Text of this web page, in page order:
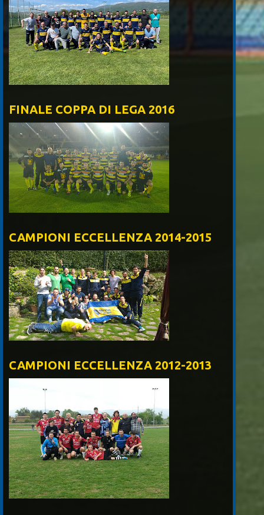
FINALE COPPA DI LEGA 2016
CAMPIONI ECCELLENZA 2014-2015
CAMPIONI ECCELLENZA 2012-2013